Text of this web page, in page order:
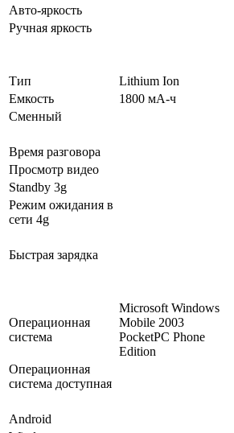
Авто-яркость
Ручная яркость
Тип
Lithium Ion
Емкость
1800 мА-ч
Сменный
Время разговора
Просмотр видео
Standby 3g
Режим ожидания в
сети 4g
Быстрая зарядка
Операционная
система
Microsoft Windows
Mobile 2003
PocketPC Phone
Edition
Операционная
система доступная
Android